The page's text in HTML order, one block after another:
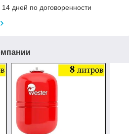
дней по договоренности